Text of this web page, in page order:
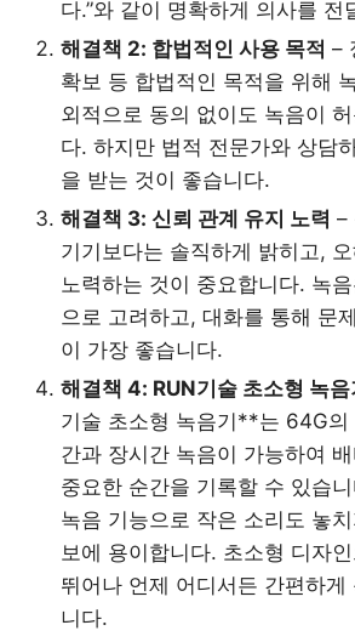
다.”와 같이 명확하게 의사를 전
해결책 2: 합법적인 사용 목적 –
확보 등 합법적인 목적을 위해
외적으로 동의 없이도 녹음이
다. 하지만 법적 전문가와 상담
을 받는 것이 좋습니다.
해결책 3: 신뢰 관계 유지 노력 –
기기보다는 솔직하게 밝히고,
노력하는 것이 중요합니다. 녹
으로 고려하고, 대화를 통해 문
이 가장 좋습니다.
해결책 4: RUN기술 초소형 녹음
기술 초소형 녹음기**는 64G의
간과 장시간 녹음이 가능하여
중요한 순간을 기록할 수 있습
녹음 기능으로 작은 소리도 놓
보에 용이합니다. 초소형 디자
뛰어나 언제 어디서든 간편하게
니다.